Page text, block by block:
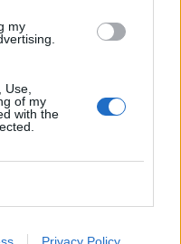
my
of my
with the
Privacy Policy